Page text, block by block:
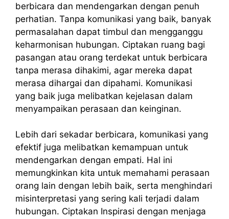
berbicara dan mendengarkan dengan penuh
perhatian. Tanpa komunikasi yang baik, banyak
permasalahan dapat timbul dan mengganggu
keharmonisan hubungan. Ciptakan ruang bagi
pasangan atau orang terdekat untuk berbicara
tanpa merasa dihakimi, agar mereka dapat
merasa dihargai dan dipahami. Komunikasi
yang baik juga melibatkan kejelasan dalam
menyampaikan perasaan dan keinginan.
Lebih dari sekadar berbicara, komunikasi yang
efektif juga melibatkan kemampuan untuk
mendengarkan dengan empati. Hal ini
memungkinkan kita untuk memahami perasaan
orang lain dengan lebih baik, serta menghindari
misinterpretasi yang sering kali terjadi dalam
hubungan. Ciptakan Inspirasi dengan menjaga